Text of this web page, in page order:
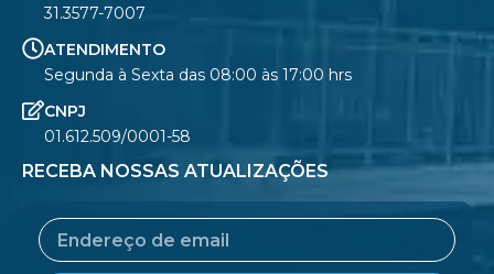
31.3577-7007
ATENDIMENTO
Segunda à Sexta das 08:00 às 17:00 hrs
CNPJ
01.612.509/0001-58
RECEBA NOSSAS ATUALIZAÇÕES
Email